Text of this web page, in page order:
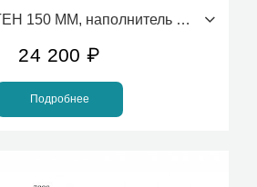
ТОЛЩИНА СТЕН 150 ММ, наполнитель ПСБС (стоимость за 1м2)
24 200 ₽
Подробнее